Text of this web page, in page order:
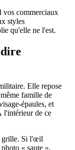
vos commerciaux
styles
qu'elle ne l'est.
Elle repose
famille de
épaules, et
l'intérieur de ce
grille. Si l'œil
« saute »,